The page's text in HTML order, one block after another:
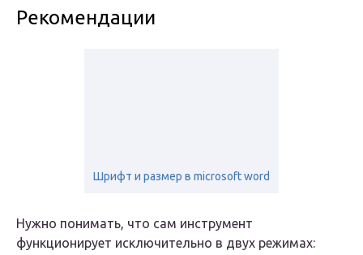
Рекомендации
Шрифт и размер в microsoft word
Нужно понимать, что сам инструмент
функционирует исключительно в двух режимах: